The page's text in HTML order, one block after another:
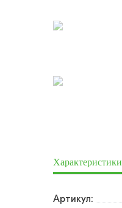
Характеристики
Артикул: